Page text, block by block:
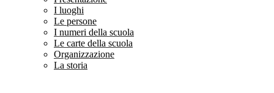
I luoghi
Le persone
I numeri della scuola
Le carte della scuola
Organizzazione
La storia